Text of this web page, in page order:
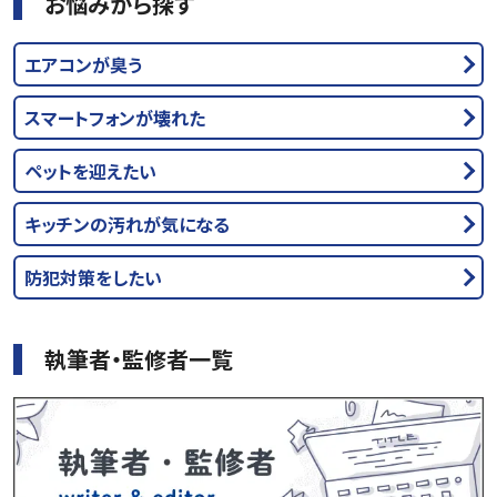
エアコンが臭う
スマートフォンが壊れた
ペットを迎えたい
キッチンの汚れが気になる
防犯対策をしたい
執筆者・監修者一覧